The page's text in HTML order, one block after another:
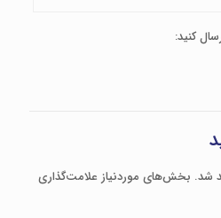
کنید:
شد. بخش‌های موردنیاز علامت‌گذاری